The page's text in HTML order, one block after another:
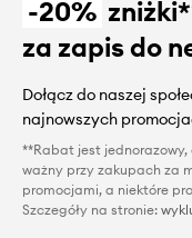
-20%
za zapis do
Dołącz do naszej
najnowszych
**Rabat jest
ważny przy zakupach za
promocjami, a niektóre
Szczegóły na stronie: